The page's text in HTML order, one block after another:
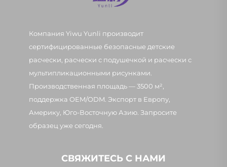
Компания Yiwu Yunli производит
сертифицированные безопасные детские
расчески, расчески с подушечкой и расчески с
мультипликационными рисунками.
Производственная площадь — 3500 м²,
поддержка OEM/ODM. Экспорт в Европу,
Америку, Юго-Восточную Азию. Запросите
образец уже сегодня.
СВЯЖИТЕСЬ С НАМИ